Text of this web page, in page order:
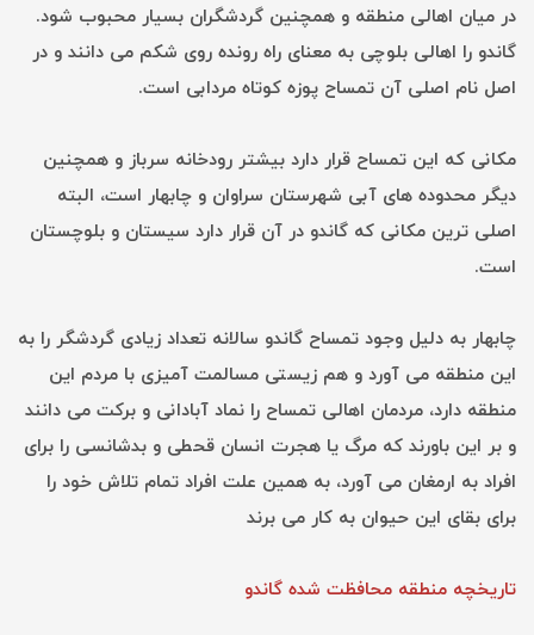
در میان اهالی منطقه و همچنین گردشگران بسیار محبوب شود.
گاندو را اهالی بلوچی به معنای راه رونده روی شکم می دانند و در
اصل نام اصلی آن تمساح پوزه کوتاه مردابی است.
مکانی که این تمساح قرار دارد بیشتر رودخانه سرباز و همچنین
دیگر محدوده های آبی شهرستان سراوان و چابهار است، البته
اصلی ترین مکانی که گاندو در آن قرار دارد سیستان و بلوچستان
است.
چابهار به دلیل وجود تمساح گاندو سالانه تعداد زیادی گردشگر را به
این منطقه می آورد و هم زیستی مسالمت آمیزی با مردم این
منطقه دارد، مردمان اهالی تمساح را نماد آبادانی و برکت می دانند
و بر این باورند که مرگ یا هجرت انسان قحطی و بدشانسی را برای
افراد به ارمغان می آورد، به همین علت افراد تمام تلاش خود را
برای بقای این حیوان به کار می برند
تاریخچه منطقه محافظت شده گاندو